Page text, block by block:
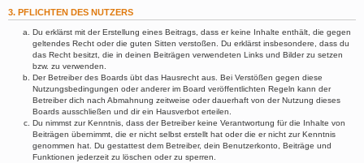
3. PFLICHTEN DES NUTZERS
Du erklärst mit der Erstellung eines Beitrags, dass er keine Inhalte enthält, die gegen
geltendes Recht oder die guten Sitten verstoßen. Du erklärst insbesondere, dass du
das Recht besitzt, die in deinen Beiträgen verwendeten Links und Bilder zu setzen
bzw. zu verwenden.
Der Betreiber des Boards übt das Hausrecht aus. Bei Verstößen gegen diese
Nutzungsbedingungen oder anderer im Board veröffentlichten Regeln kann der
Betreiber dich nach Abmahnung zeitweise oder dauerhaft von der Nutzung dieses
Boards ausschließen und dir ein Hausverbot erteilen.
Du nimmst zur Kenntnis, dass der Betreiber keine Verantwortung für die Inhalte von
Beiträgen übernimmt, die er nicht selbst erstellt hat oder die er nicht zur Kenntnis
genommen hat. Du gestattest dem Betreiber, dein Benutzerkonto, Beiträge und
Funktionen jederzeit zu löschen oder zu sperren.